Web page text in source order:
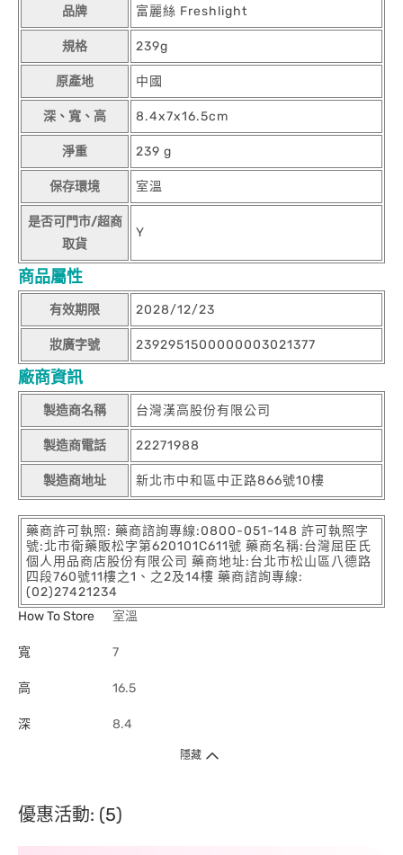
品牌 富麗絲 Freshlight
規格 239g
原產地 中國
深、寬、高 8.4x7x16.5cm
淨重 239 g
保存環境 室溫
是否可門市/超商
取貨
Y
商品屬性
有效期限 2028/12/23
妝廣字號 2392951500000003021377
廠商資訊
製造商名稱 台灣漢高股份有限公司
製造商電話 22271988
製造商地址 新北市中和區中正路866號10樓
藥商許可執照: 藥商諮詢專線:0800-051-148 許可執照字
號:北市衛藥販松字第620101C611號 藥商名稱:台灣屈臣氏
個人用品商店股份有限公司 藥商地址:台北市松山區八德路
四段760號11樓之1、之2及14樓 藥商諮詢專線:
(02)27421234
How To Store
室溫
寬 7
高 16.5
深 8.4
隱藏
優惠活動: (5)